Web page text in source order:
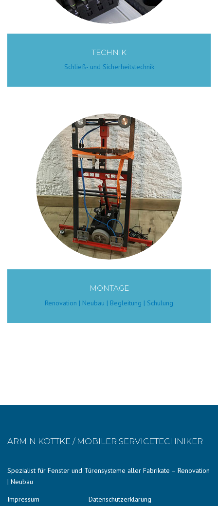
TECHNIK
Schließ- und Sicherheitstechnik
MONTAGE
Renovation | Neubau | Begleitung | Schulung
ARMIN KOTTKE / MOBILER SERVICETECHNIKER
Spezialist für Fenster und Türensysteme aller Fabrikate – Renovation
| Neubau
Impressum
Datenschutzerklärung